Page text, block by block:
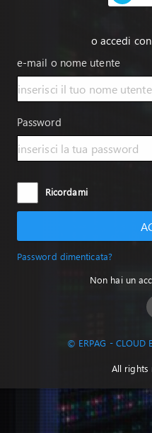
o accedi
e-mail o nome utente
Password
Ricordami
Password dimenticata?
Non hai un
© ERPAG - CLOUD
All rights